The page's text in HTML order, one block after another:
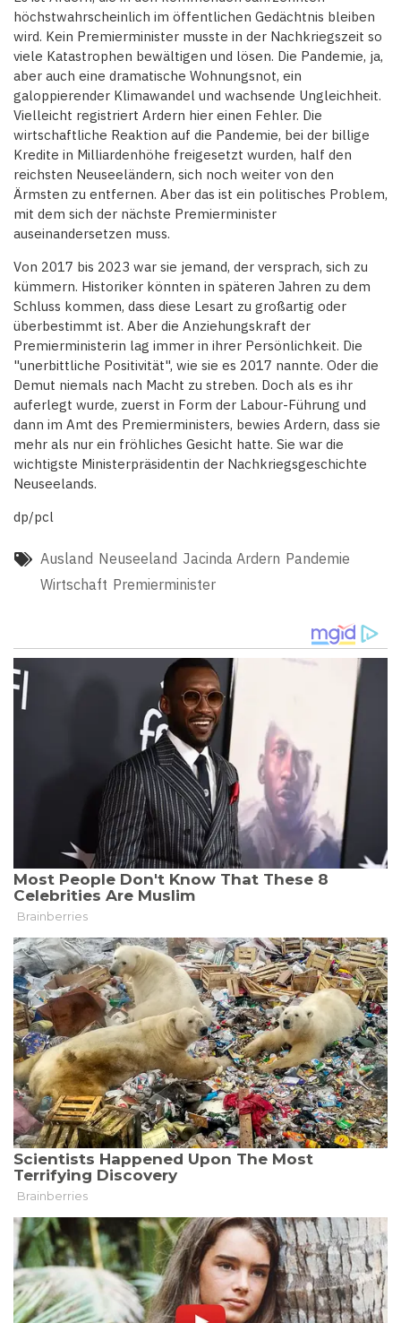
höchstwahrscheinlich im öffentlichen Gedächtnis bleiben
wird. Kein Premierminister musste in der Nachkriegszeit so
viele Katastrophen bewältigen und lösen. Die Pandemie, ja,
aber auch eine dramatische Wohnungsnot, ein
galoppierender Klimawandel und wachsende Ungleichheit.
Vielleicht registriert Ardern hier einen Fehler. Die
wirtschaftliche Reaktion auf die Pandemie, bei der billige
Kredite in Milliardenhöhe freigesetzt wurden, half den
reichsten Neuseeländern, sich noch weiter von den
Ärmsten zu entfernen. Aber das ist ein politisches Problem,
mit dem sich der nächste Premierminister
auseinandersetzen muss.
Von 2017 bis 2023 war sie jemand, der versprach, sich zu
kümmern. Historiker könnten in späteren Jahren zu dem
Schluss kommen, dass diese Lesart zu großartig oder
überbestimmt ist. Aber die Anziehungskraft der
Premierministerin lag immer in ihrer Persönlichkeit. Die
"unerbittliche Positivität", wie sie es 2017 nannte. Oder die
Demut niemals nach Macht zu streben. Doch als es ihr
auferlegt wurde, zuerst in Form der Labour-Führung und
dann im Amt des Premierministers, bewies Ardern, dass sie
mehr als nur ein fröhliches Gesicht hatte. Sie war die
wichtigste Ministerpräsidentin der Nachkriegsgeschichte
Neuseelands.
dp/pcl
Ausland Neuseeland Jacinda Ardern Pandemie
Wirtschaft Premierminister